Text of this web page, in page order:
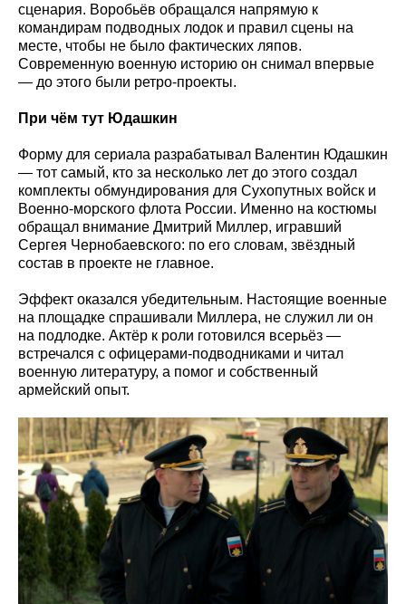
сценария. Воробьёв обращался напрямую к
командирам подводных лодок и правил сцены на
месте, чтобы не было фактических ляпов.
Современную военную историю он снимал впервые
— до этого были ретро-проекты.
При чём тут Юдашкин
Форму для сериала разрабатывал Валентин Юдашкин
— тот самый, кто за несколько лет до этого создал
комплекты обмундирования для Сухопутных войск и
Военно-морского флота России. Именно на костюмы
обращал внимание Дмитрий Миллер, игравший
Сергея Чернобаевского: по его словам, звёздный
состав в проекте не главное.
Эффект оказался убедительным. Настоящие военные
на площадке спрашивали Миллера, не служил ли он
на подлодке. Актёр к роли готовился всерьёз —
встречался с офицерами-подводниками и читал
военную литературу, а помог и собственный
армейский опыт.